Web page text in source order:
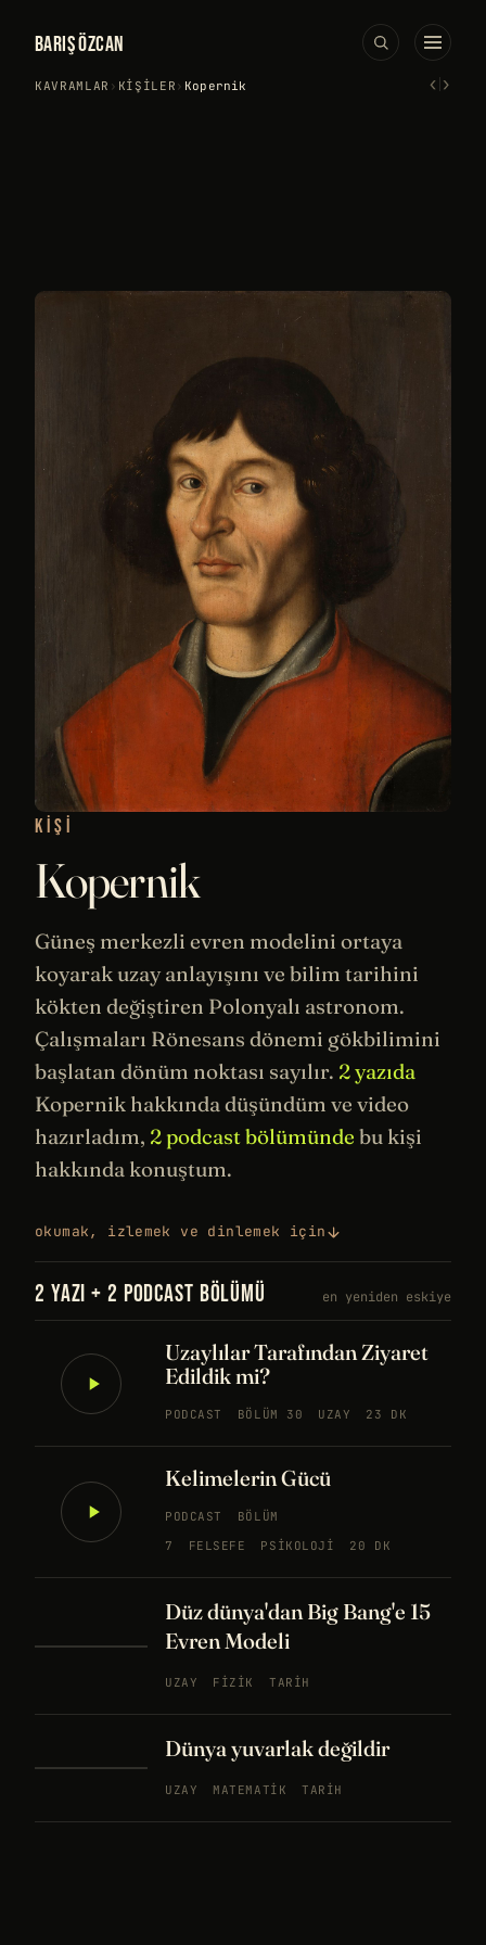
BARIŞ ÖZCAN
KAVRAMLAR › KIŞILER › Kopernik ‹›
KIŞI
Kopernik
Güneş merkezli evren modelini ortaya
koyarakuzayanlayışını ve bilim tarihini
kökten değiştiren Polonyalı astronom.
Çalışmaları Rönesans dönemi gökbilimini
başlatan dönüm noktası sayılır. 2 yazıda
Kopernik hakkında düşündüm ve video
hazırladım, 2 podcast bölümünde bu kişi
hakkında konuştum.
okumak, izlemek ve dinlemek için
2 YAZI + 2 PODCAST BÖLÜMÜ en yeniden eskiye
Uzaylılar Tarafından Ziyaret
Edildik mi?
PODCAST BÖLÜM 30 UZAY 23 DK
Kelimelerin Gücü
PODCAST
BÖLÜM
7
FELSEFE PSIKOLOJI 20 DK
Düz dünya'dan Big Bang'e 15
Evren Modeli
UZAY FIZIK TARIH
Dünya yuvarlak değildir
UZAY MATEMATIK TARIH